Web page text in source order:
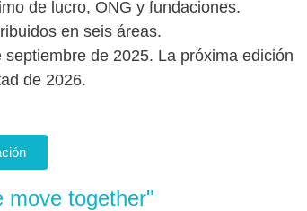
de lucro, ONG y fundaciones.
en seis áreas.
de 2025. La próxima edición
de 2026.
move together"